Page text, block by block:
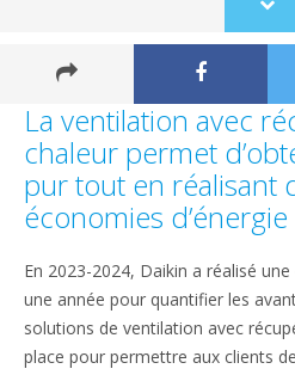
Scroll
to
La ventilation avec
chaleur permet
pur tout en réalisant
économies
En 2023-2024, Daikin a réalisé
une année pour quantifier les
solutions de ventilation avec
place pour permettre aux clients